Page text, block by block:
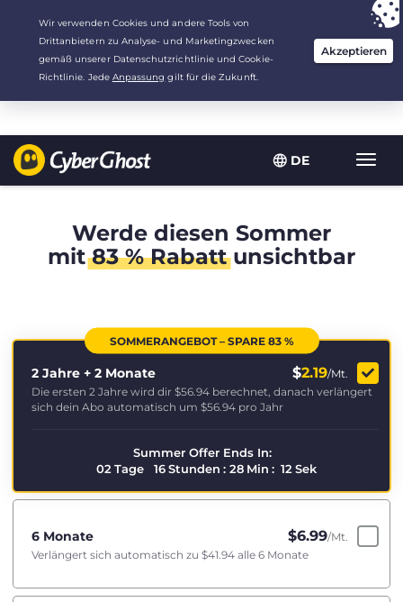
DE
Deine Wahl:Der beste Deal für 2.1666666666667 Jahre zu $
/Monat
Werde diesen Sommer
mit83 % Rabattunsichtbar
SOMMERANGEBOT – SPARE 83 %
2 Jahre + 2 Monate $2.19/Mt.
Die ersten 2 Jahre wird dir $56.94 berechnet, danach verlängert
sich dein Abo automatisch um $56.94 pro Jahr
Summer Offer Ends In:
02 Tage 16Stunden : 28 Min : 11 Sek
6 Monate $6.99/Mt.
Verlängert sich automatisch zu $41.94 alle 6 Monate